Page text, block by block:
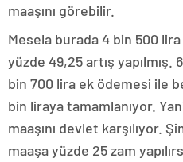
maaşını görebilir.
Mesela burada 4 bin 500
yüzde 49,25 artış
bin 700 lira ek ödemesi ile
bin liraya tamamlanıyor.
maaşını devlet karşılıyor.
maaşa yüzde 25 zam